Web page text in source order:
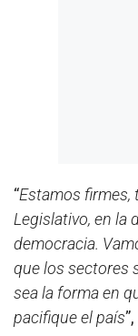
“Estamos firmes,
Legislativo, en la
democracia.
que los sectores
sea la forma en
pacifique el país